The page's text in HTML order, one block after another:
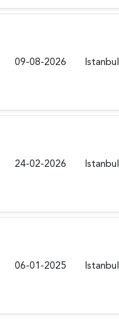
09-08-2026 Istanbul
24-02-2026 Istanbul
06-01-2025 Istanbul